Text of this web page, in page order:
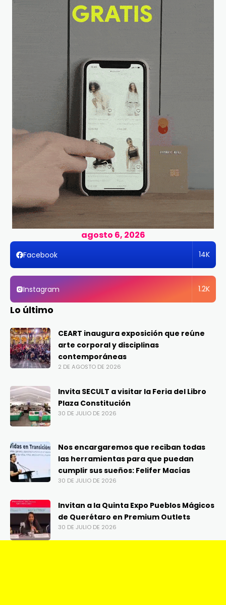
agosto 6, 2026
Facebook 14K
Instagram 1.2K
Lo último
CEART inaugura exposición que reúne
arte corporal y disciplinas
contemporáneas
2 DE AGOSTO DE 2026
Invita SECULT a visitar la Feria del Libro
Plaza Constitución
30 DE JULIO DE 2026
Nos encargaremos que reciban todas
las herramientas para que puedan
cumplir sus sueños: Felifer Macías
30 DE JULIO DE 2026
Invitan a la Quinta Expo Pueblos Mágicos
de Querétaro en Premium Outlets
30 DE JULIO DE 2026